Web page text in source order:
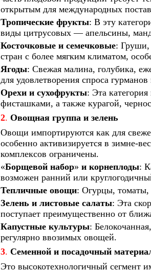
открытым для международных
Тропические фрукты: В эту
виды цитрусовых — апельсины,
Косточковые и семечковые: Груши,
стран с более мягким климатом,
Ягоды: Свежая малина, голубика,
для удовлетворения спроса
Орехи и сухофрукты: Эта
фисташками, а также курагой,
2. Овощная группа и зелень
Овощи импортируются как для
особенно активизируется в зимне-
комплексов ограничены.
«Борщевой набор» и корнеплоды:
возможен ранний или
Тепличные овощи: Огурцы, томаты,
Зелень и листовые салаты: Эта
поступает преимущественно от
Капустные культуры:
регулярно ввозимых овощей.
3. Семенной и посадочный
Это высокотехнологичный сегмент